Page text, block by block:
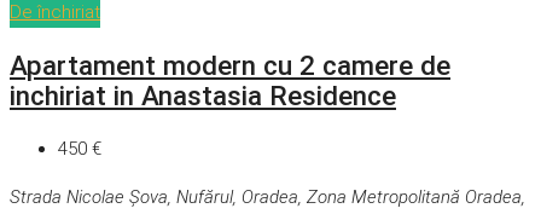
De închiriat
Apartament modern cu 2 camere de
inchiriat in Anastasia Residence
450 €
Strada Nicolae Șova, Nufărul, Oradea, Zona Metropolitană Oradea,